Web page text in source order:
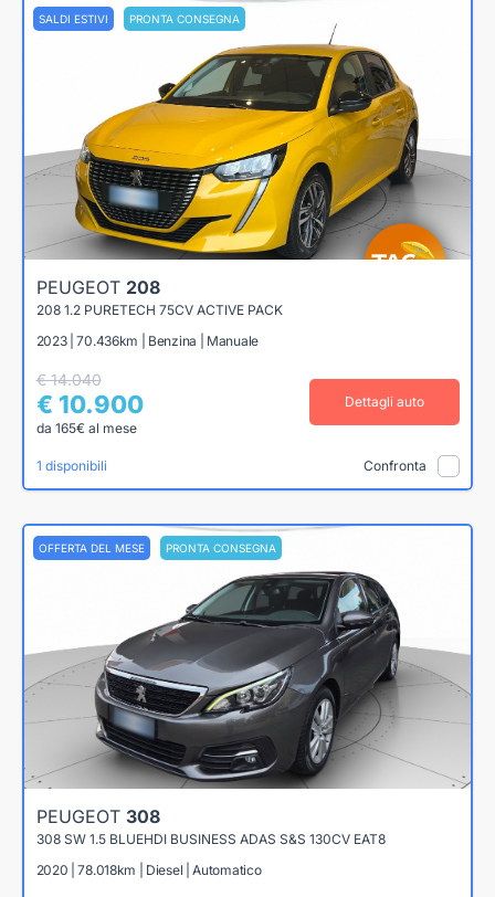
SALDI ESTIVI PRONTA CONSEGNA
PEUGEOT 208
208 1.2 PURETECH 75CV ACTIVE PACK
2023 | 70.436km | Benzina | Manuale
€ 14.040
€ 10.900
da 165€ al mese
Dettagli auto
1 disponibili Confronta
OFFERTA DEL MESE PRONTA CONSEGNA
PEUGEOT 308
308 SW 1.5 BLUEHDI BUSINESS ADAS S&S 130CV EAT8
2020 | 78.018km | Diesel | Automatico